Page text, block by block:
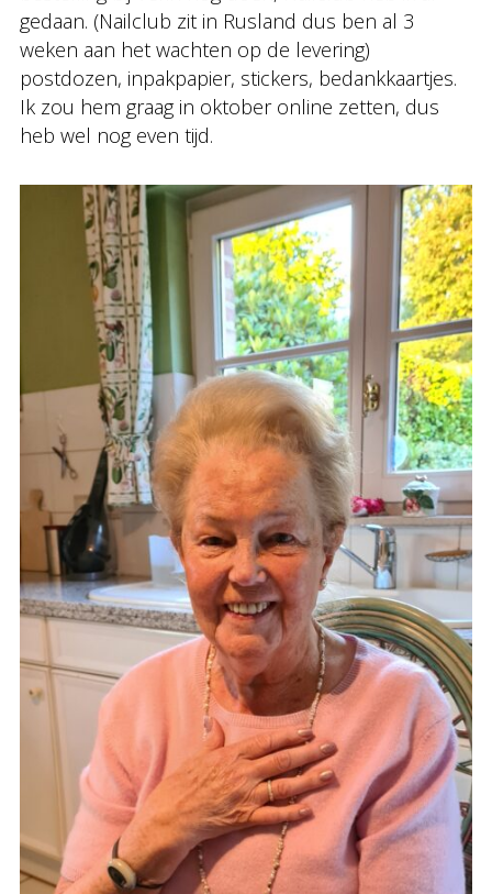
gedaan. (Nailclub zit in Rusland dus ben al 3
weken aan het wachten op de levering)
postdozen, inpakpapier, stickers, bedankkaartjes.
Ik zou hem graag in oktober online zetten, dus
heb wel nog even tijd.